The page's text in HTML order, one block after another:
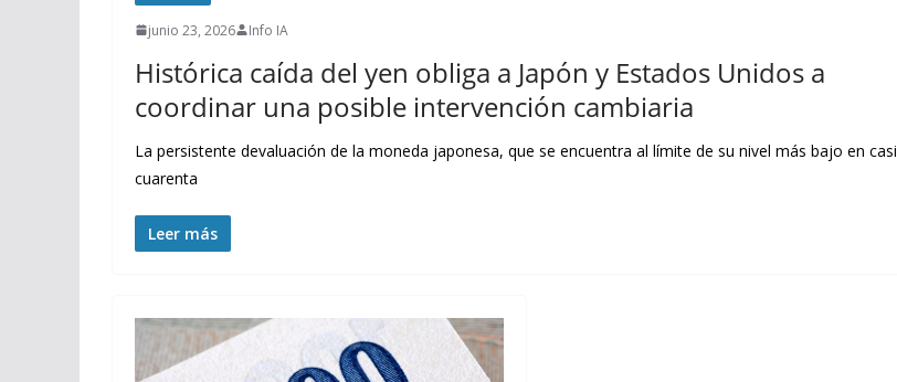
junio 23, 2026 Info IA
Histórica caída del yen obliga a Japón y Estados Unidos a
coordinar una posible intervención cambiaria
La persistente devaluación de la moneda japonesa, que se encuentra al límite de su nivel más bajo en casi
cuarenta
Leer más